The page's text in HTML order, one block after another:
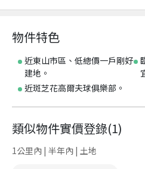
物件特色
近東山市區、低總價一戶剛好
建地。
近斑芝花高爾夫球俱樂部。
類似物件實價登錄(1)
1公里內 | 半年內 | 土地